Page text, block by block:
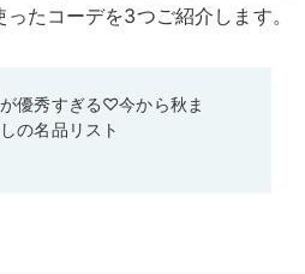
たコーデを3つご紹介します。
優秀すぎる♡今から秋ま
の名品リスト